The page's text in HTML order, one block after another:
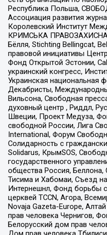
Республика Польша,
Ассоциация развития
Королевский Институт
КРИМСЬКА ПРАВОЗАХИСНА
Бёлля, Stichting Bellingcat,
правовой инициативы
Фонд Открытой Эстонии,
украинский конгресс,
Украинская национальная
Декабристы,
Вильсона, Свободная
духовный центр , Риддл,
Швеции, Проект Медуза,
свободной России, Лига
International, Форум
Солидарность с
Solidarus, КрымSOS,
государственного
общества Россия,
Тисима и Хабомаи, Съезд
Интернешнл, Фонд борьбы
церквей TCCN, Агора,
Novaja Gazeta-Europe,
прав человека Чернигов,
Белорусский дом прав